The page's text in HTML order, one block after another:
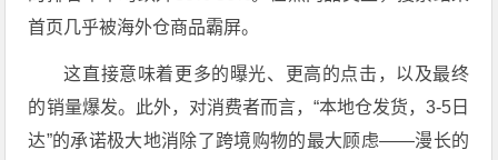
首页几乎被海外仓商品霸屏。
这直接意味着更多的曝光、更高的点击，以及最终
的销量爆发。此外，对消费者而言，“本地仓发货，3-5日
达”的承诺极大地消除了跨境购物的最大顾虑——漫长的